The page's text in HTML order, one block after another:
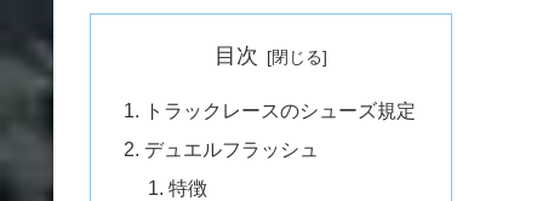
目次
トラックレースのシューズ規定
デュエルフラッシュ
特徴